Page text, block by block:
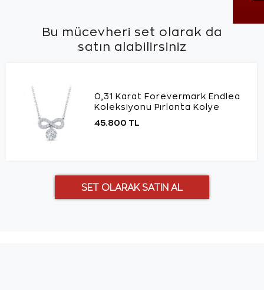
Bu mücevheri set olarak da
satın alabilirsiniz
0,31 Karat Forevermark Endlea
Koleksiyonu Pırlanta Kolye
45.800 TL